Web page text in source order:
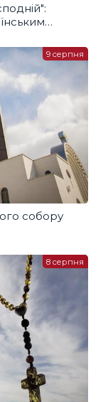
собору
9 серпня
8 серпня